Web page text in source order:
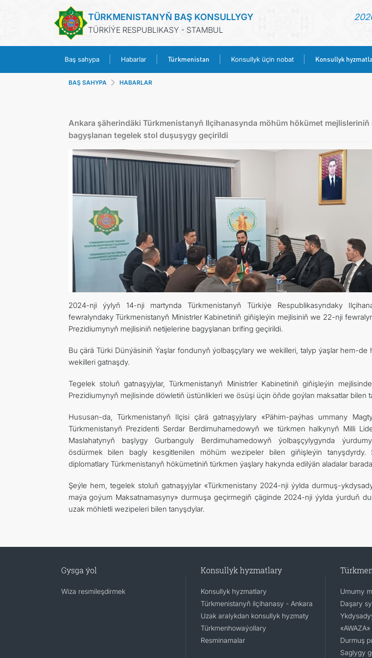
TÜRKMENISTANYŇ BAŞ KONSULLYGY
TÜRKİÝE RESPUBLIKASY - STAMBUL
Baş sahypa Habarlar Türkmenistan Konsullyk üçin nobat Konsullyk
KONSULLYK ÜÇIN NOBAT
ARAGATNAŞYK
BAŞ SAHYPA HABARLAR
Ankara şäherindäki Türkmenistanyň Ilçihanasynda möhüm hökümet mejlisleriniň
bagyşlanan tegelek stol duşuşygy geçirildi
2024-nji ýylyň 14-nji martynda Türkmenistanyň Türkiýe Respublikasyndaky
fewralyndaky Türkmenistanyň Ministrler Kabinetiniň giňişleýin mejlisiniň we 22-nji
Prezidiumynyň mejlisiniň netijelerine bagyşlanan brifing geçirildi.
Bu çärä Türki Dünýäsiniň Ýaşlar fondunyň ýolbaşçylary we wekilleri, talyp ýaşlar hem-de
wekilleri gatnaşdy.
Tegelek stoluň gatnaşyjylar, Türkmenistanyň Ministrler Kabinetiniň giňişleýin
Prezidiumynyň mejlisinde döwletiň üstünlikleri we ösüşi üçin öňde goýlan maksatlar bilen
Hususan-da, Türkmenistanyň Ilçisi çärä gatnaşyjylary «Pähim-paýhas ummany
Türkmenistanyň Prezidenti Serdar Berdimuhamedowyň we türkmen halkynyň Milli
Maslahatynyň başlygy Gurbanguly Berdimuhamedowyň ýolbaşçylygynda
ösdürmek bilen bagly kesgitlenilen möhüm wezipeler bilen giňişleýin tanyşdyrdy.
diplomatlary Türkmenistanyň hökümetiniň türkmen ýaşlary hakynda edilýän aladalar
Şeýle hem, tegelek stoluň gatnaşyjylar «Türkmenistany 2024-nji ýylda durmuş-
maýa goýum Maksatnamasyny» durmuşa geçirmegiň çäginde 2024-nji ýylda ýurduň
uzak möhletli wezipeleri bilen tanyşdylar.
Gysga ýol
Wiza resmileşdirmek
Konsullyk hyzmatlary
Konsullyk hyzmatlary
Türkmenistanyň ilçihanasy - Ankara
Uzak aralykdan konsullyk hyzmaty
Türkmenhowaýollary
Resminamalar
Umumy
Daşary
Durmuş
Saglygy